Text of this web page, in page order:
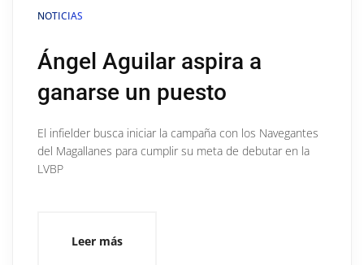
NOTICIAS
Ángel Aguilar aspira a
ganarse un puesto
El infielder busca iniciar la campaña con los Navegantes
del Magallanes para cumplir su meta de debutar en la
LVBP
Leer más